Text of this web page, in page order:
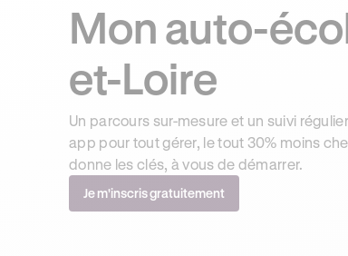
Mon auto-
et-Loire
Un parcours sur-mesure et un suivi
app pour tout gérer, le tout 30% moins
donne les clés, à vous de démarrer.
Je m'inscris gratuitement